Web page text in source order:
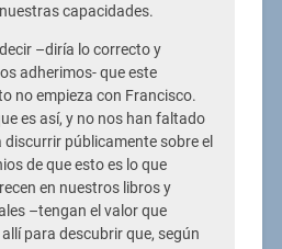
capacidades.
–diría lo correcto y
adherimos- que este
no empieza con Francisco.
es así, y no nos han faltado
públicamente sobre el
de que esto es lo que
en nuestros libros y
–tengan el valor que
para descubrir que, según